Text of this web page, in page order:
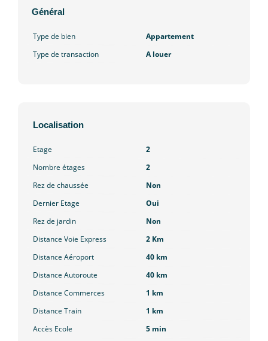
Général
Type de bien
Appartement
Type de transaction
A louer
Localisation
Etage
2
Nombre étages
2
Rez de chaussée
Non
Dernier Etage
Oui
Rez de jardin
Non
Distance Voie Express
2 Km
Distance Aéroport
40 km
Distance Autoroute
40 km
Distance Commerces
1 km
Distance Train
1 km
Accès Ecole
5 min